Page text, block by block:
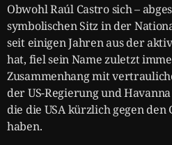
Obwohl Raúl Castro sich –
symbolischen Sitz in der
seit einigen Jahren aus der
hat, fiel sein Name zuletzt
Zusammenhang mit
der US-Regierung und
die die USA kürzlich gegen den
haben.